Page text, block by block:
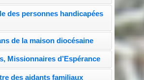
des personnes handicapées
de la maison diocésaine
Missionnaires d’Espérance
des aidants familiaux